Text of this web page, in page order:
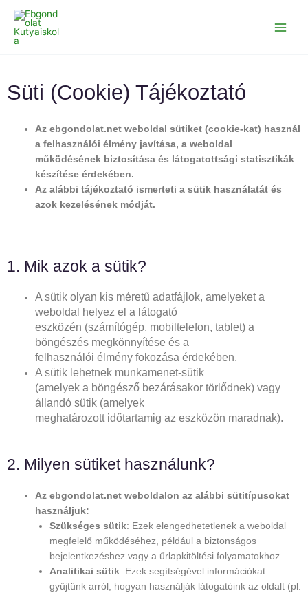
content
Süti (Cookie) Tájékoztató
Az ebgondolat.net weboldal sütiket (cookie-kat) használ
a felhasználói élmény javítása, a weboldal
működésének biztosításaés látogatottsági statisztikák
készítése érdekében.
Az alábbi tájékoztató ismerteti a sütik használatát és
azok kezelésének módját.
1. Mik azok a sütik?
A sütik olyan kis méretű adatfájlok, amelyeket a
weboldal helyez el a látogató
eszközén (számítógép, mobiltelefon, tablet) a
böngészés megkönnyítése és a
felhasználói élmény fokozása érdekében.
A sütik lehetnek munkamenet-sütik
(amelyek a böngésző bezárásakor törlődnek) vagy
állandó sütik (amelyek
meghatározott időtartamig az eszközön maradnak).
2. Milyen sütiket használunk?
Az ebgondolat.net weboldalon az alábbi sütitípusokat
használjuk:
Szükséges sütik: Ezek elengedhetetlenek a weboldal
megfelelő működéséhez, például a biztonságos
bejelentkezéshez vagy a űrlapkitöltési folyamatokhoz.
Analitikai sütik: Ezek segítségével információkat
gyűjtünk arról, hogyan használják látogatóink az oldalt (pl.